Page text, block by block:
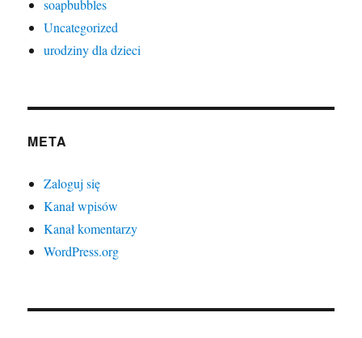
soapbubbles
Uncategorized
urodziny dla dzieci
META
Zaloguj się
Kanał wpisów
Kanał komentarzy
WordPress.org